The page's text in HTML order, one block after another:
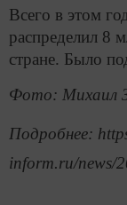
Всего в этом
распределил 8
стране. Было
Фото: Михаил
Подробнее:
inform.ru/news/